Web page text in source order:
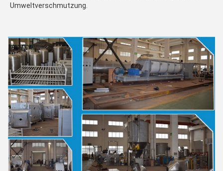
Umweltverschmutzung.